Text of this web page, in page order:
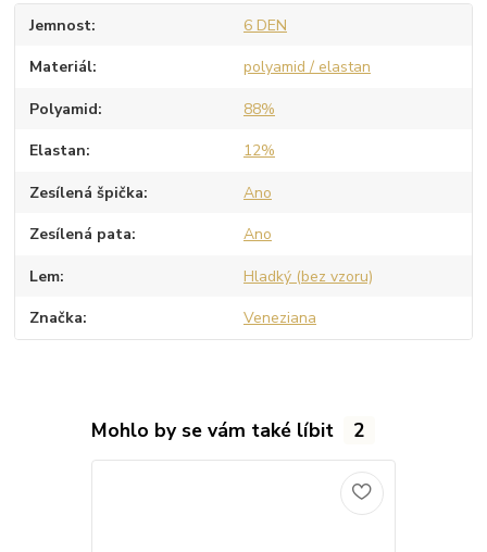
Jemnost 6 DEN
Materiál polyamid / elastan
Polyamid 88%
Elastan 12%
Zesílená špička Ano
Zesílená pata Ano
Lem Hladký (bez vzoru)
Značka Veneziana
Mohlo by se vám také líbit 2